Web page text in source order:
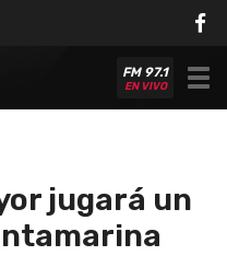
FM 97.1
EN VIVO
jugará un